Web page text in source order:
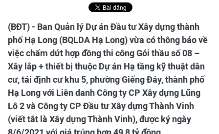
(BĐT) - Ban Quản lý Dự án Đầu tư Xây dựng thành
phố Hạ Long (BQLDA Hạ Long) vừa có thông báo về
việc chấm dứt hợp đồng thi công Gói thầu số 08 –
Xây lắp + thiết bị thuộc Dự án Hạ tầng kỹ thuật dân
cư, tái định cư khu 5, phường Giếng Đáy, thành phố
Hạ Long với Liên danh Công ty CP Xây dựng Lũng
Lô 2 và Công ty CP Đầu tư Xây dựng Thành Vinh
(viết tắt là Xây dựng Thành Vinh), được ký ngày